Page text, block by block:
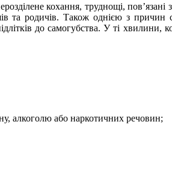
кохання, труднощі,
та родичів. Також однією з причин
до самогубства. У ті хвилини,
алкоголю або наркотичних речовин;